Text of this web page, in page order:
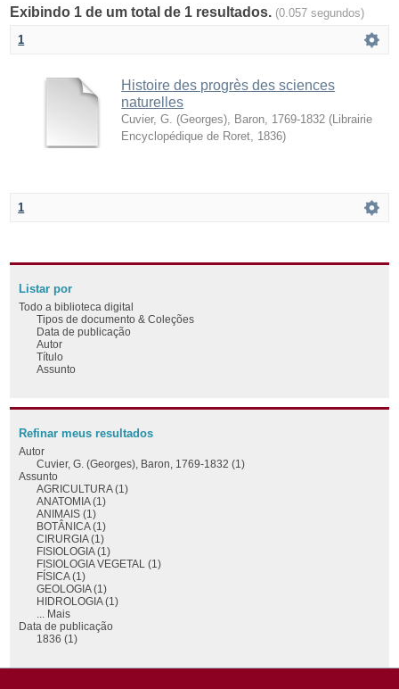
Exibindo 1 de um total de 1 resultados. (0.057 segundos)
1
Histoire des progrès des sciences
naturelles
Cuvier, G. (Georges), Baron, 1769-1832 ( Librairie
Encyclopédique de Roret 1836)
1
Listar por
Todo a biblioteca digital
Tipos de documento & Coleções
Data de publicação
Autor
Título
Assunto
Refinar meus resultados
Autor
Cuvier, G. (Georges), Baron, 1769-1832 (1)
Assunto
AGRICULTURA (1)
ANATOMIA (1)
ANIMAIS (1)
BOTÂNICA (1)
CIRURGIA (1)
FISIOLOGIA (1)
FISIOLOGIA VEGETAL (1)
FÍSICA (1)
GEOLOGIA (1)
HIDROLOGIA (1)
... Mais
Data de publicação
1836 (1)